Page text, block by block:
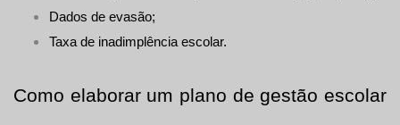
Dados de evasão;
Taxa de inadimplência escolar.
Como elaborar um plano de gestão escolar